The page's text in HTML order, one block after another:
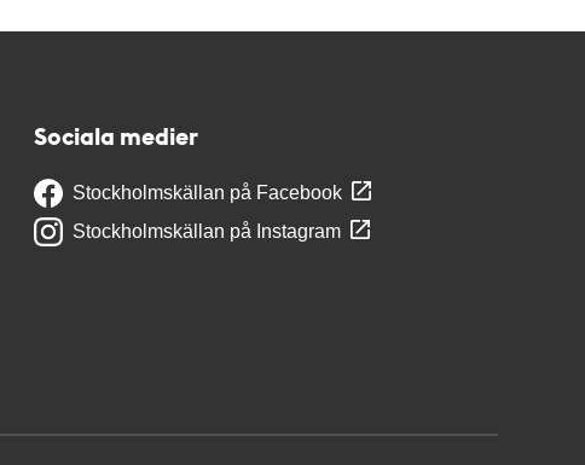
Sociala medier
Stockholmskällan på Facebook
Stockholmskällan på Instagram